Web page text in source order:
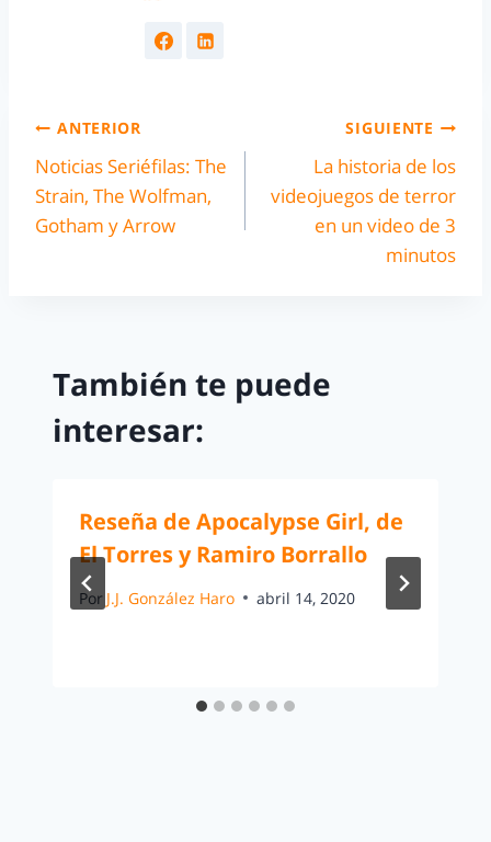
ANTERIOR
Noticias Seriéfilas: The
Strain, The Wolfman,
Gotham y Arrow
SIGUIENTE
La historia de los
videojuegos de terror
en un video de 3
minutos
También te puede
interesar:
Reseña de Apocalypse Girl, de
El Torres y Ramiro Borrallo
Por J.J. González Haro abril 14, 2020